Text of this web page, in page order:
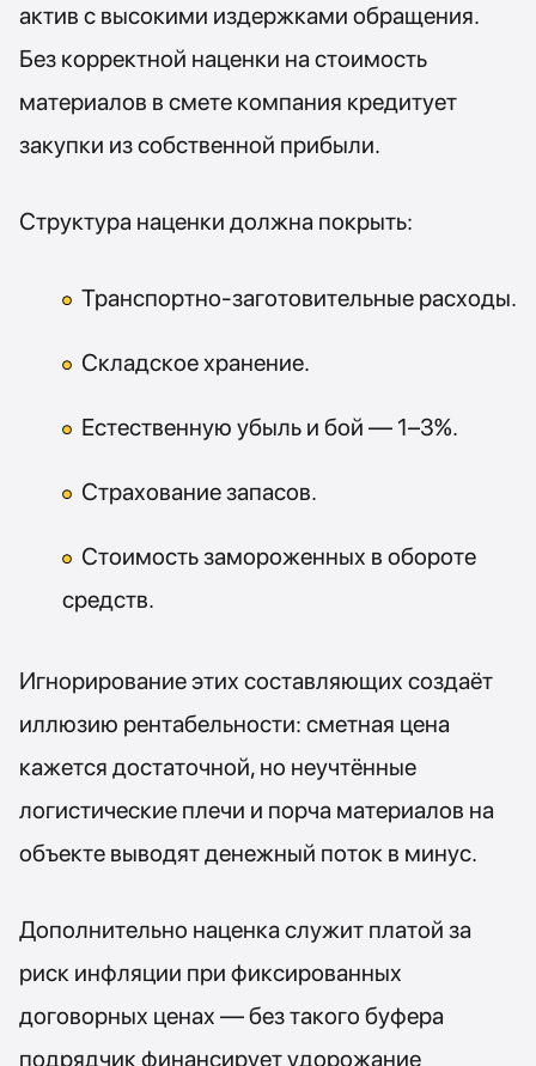
актив с высокими издержками обращения.
Без корректной наценки на стоимость
материалов в смете компания кредитует
закупки из собственной прибыли.
Структура наценки должна покрыть:
Транспортно-заготовительные расходы.
Складское хранение.
Естественную убыль и бой — 1–3%.
Страхование запасов.
Стоимость замороженных в обороте
средств.
Игнорирование этих составляющих создаёт
иллюзию рентабельности: сметная цена
кажется достаточной, но неучтённые
логистические плечи и порча материалов на
объекте выводят денежный поток в минус.
Дополнительно наценка служит платой за
риск инфляции при фиксированных
договорных ценах — без такого буфера
подрядчик финансирует удорожание